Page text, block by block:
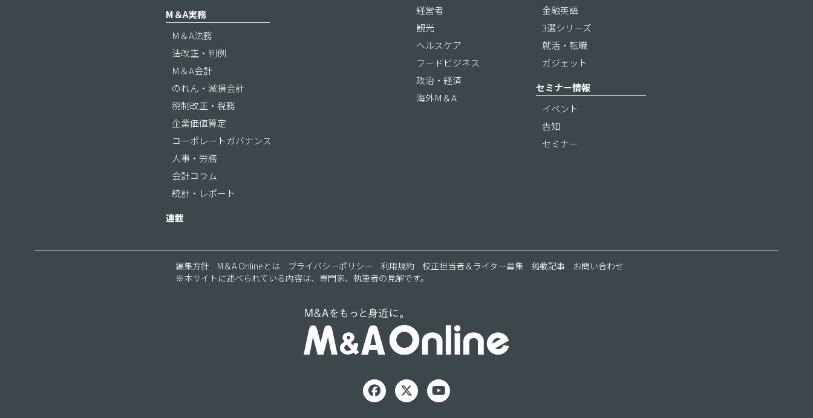
M＆A実務
M＆A法務
法改正・判例
M＆A会計
のれん・減損会計
税制改正・税務
企業価値算定
コーポレートガバナンス
人事・労務
会計コラム
統計・レポート
連載
経営者
観光
ヘルスケア
フードビジネス
政治・経済
海外M＆A
金融英語
3選シリーズ
就活・転職
ガジェット
セミナー情報
イベント
告知
セミナー
編集方針 M＆A Onlineとは プライバシーポリシー 利用規約 校正担当者＆ライター募集 掲載記事
お問い合わせ
※本サイトに述べられている内容は、専門家、執筆者の見解です。